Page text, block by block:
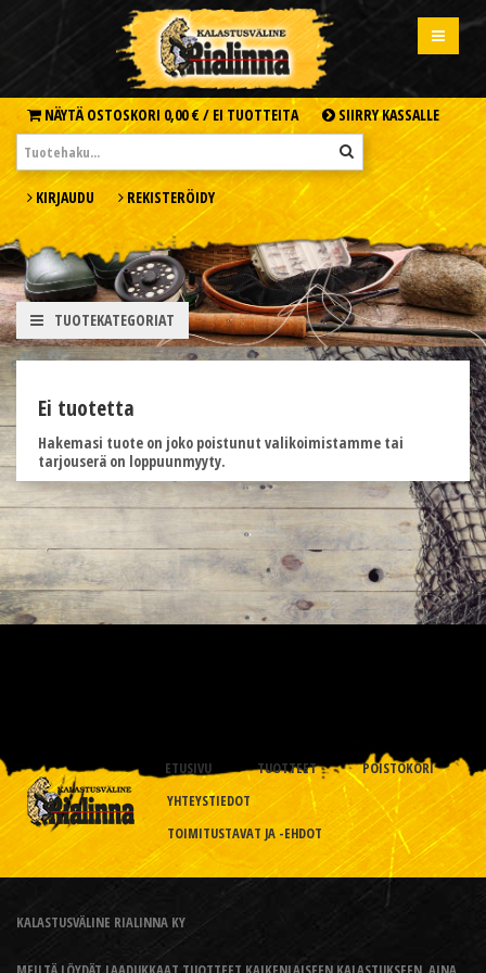
NÄYTÄ OSTOSKORI 0,00 € / EI TUOTTEITA SIIRRY KASSALLE
KIRJAUDU REKISTERÖIDY
TUOTEKATEGORIAT
Ei tuotetta
Hakemasi tuote on joko poistunut valikoimistamme tai
tarjouserä on loppuunmyyty.
ETUSIVU TUOTTEET
POISTOKORI
YHTEYSTIEDOT
TOIMITUSTAVAT JA -EHDOT
KALASTUSVÄLINE RIALINNA KY